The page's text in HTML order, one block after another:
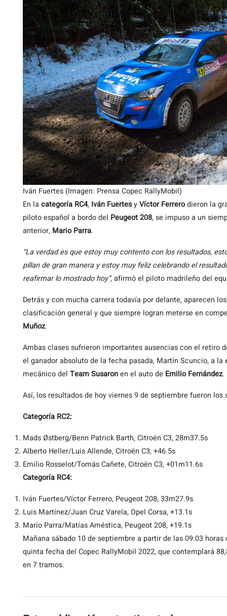
Iván Fuertes (Imagen: Prensa Copec RallyMobil)
En la categoría RC4, Iván FuertesyVíctor Ferrerodieron la
piloto español a bordo del Peugeot 208, se impuso a un
anterior, Mario Parra.
“La verdad es que estoy muy contento con los resultados,
pillan de gran manera y estoy muy feliz celebrando el
reafirmar lo mostrado hoy”,afirmó el piloto madrileño del
Detrás y con mucha carrera todavía por delante, aparecen
clasificación general y que siempre logran meterse en
Muñoz.
Ambas clases sufrieron importantes ausencias con el retiro
el ganador absoluto de la fecha pasada, Martín Scuncio, a
mecánico del Team Susaronen el auto de Emilio Fernández.
Así, los resultados de hoy viernes 9 de septiembre fueron los
Categoría RC2:
Mads Østberg/Benn Patrick Barth, Citroën C3, 28m37.5s
Alberto Heller/Luis Allende, Citroën C3, +46.5s
Emilio Rosselot/Tomás Cañete, Citroën C3, +01m11.6s
Categoría RC4:
Iván Fuertes/Víctor Ferrero, Peugeot 208, 33m27.9s
Luis Martínez/Juan Cruz Varela, Opel Corsa, +13.1s
Mario Parra/Matías Améstica, Peugeot 208, +19.1s
Mañana sábado 10 de septiembre a partir de las 09:03
quinta fecha del Copec RallyMobil 2022, que contemplará
en 7 tramos.